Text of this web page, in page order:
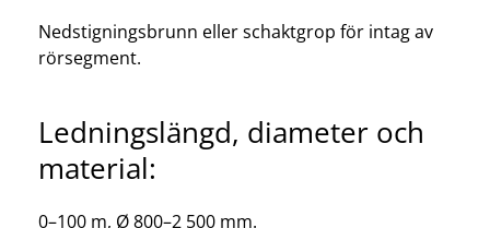
Nedstigningsbrunn eller schaktgrop för intag av
rörsegment.
Ledningslängd, diameter och
material:
0–100 m, Ø 800–2 500 mm.